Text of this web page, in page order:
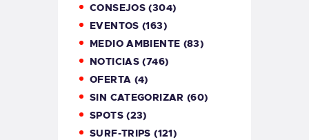
CONSEJOS (304)
EVENTOS (163)
MEDIO AMBIENTE (83)
NOTICIAS (746)
OFERTA (4)
SIN CATEGORIZAR (60)
SPOTS(23)
SURF-TRIPS (121)